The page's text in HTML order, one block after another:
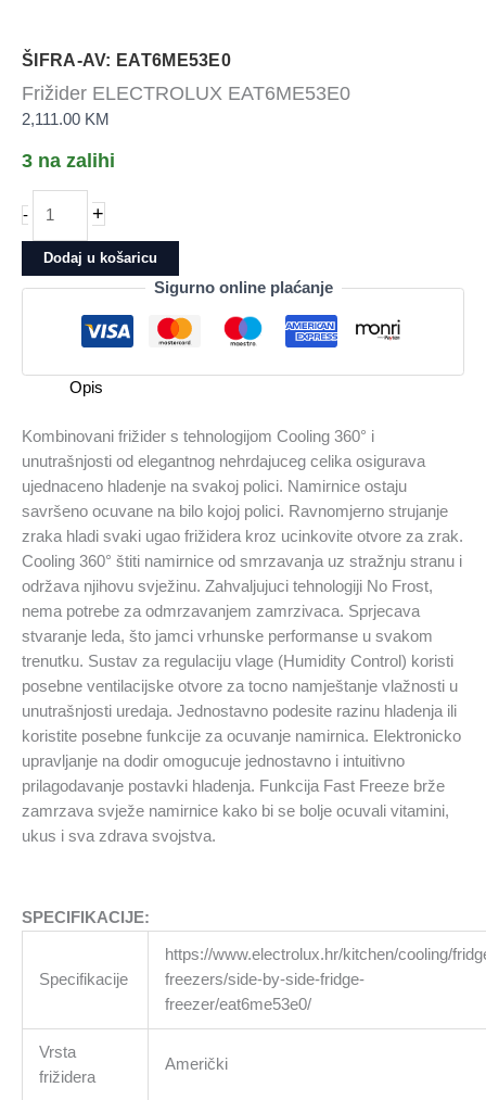
ŠIFRA-AV: EAT6ME53E0
Frižider ELECTROLUX EAT6ME53E0
2,111.00 KM
3 na zalihi
-
ELECTROLUX
EAT6ME53E0
količina
+
Dodaj u košaricu
Sigurno online plaćanje
Opis
Kombinovani frižider s tehnologijom Cooling 360° i
unutrašnjosti od elegantnog nehrdajuceg celika osigurava
ujednaceno hladenje na svakoj polici. Namirnice ostaju
savršeno ocuvane na bilo kojoj polici. Ravnomjerno strujanje
zraka hladi svaki ugao frižidera kroz ucinkovite otvore za zrak.
Cooling 360° štiti namirnice od smrzavanja uz stražnju stranu i
održava njihovu svježinu. Zahvaljujuci tehnologiji No Frost,
nema potrebe za odmrzavanjem zamrzivaca. Sprjecava
stvaranje leda, što jamci vrhunske performanse u svakom
trenutku. Sustav za regulaciju vlage (Humidity Control) koristi
posebne ventilacijske otvore za tocno namještanje vlažnosti u
unutrašnjosti uredaja. Jednostavno podesite razinu hladenja ili
koristite posebne funkcije za ocuvanje namirnica. Elektronicko
upravljanje na dodir omogucuje jednostavno i intuitivno
prilagodavanje postavki hladenja. Funkcija Fast Freeze brže
zamrzava svježe namirnice kako bi se bolje ocuvali vitamini,
ukus i sva zdrava svojstva.
SPECIFIKACIJE:
Specifikacije
https://www.electrolux.hr/kitchen/cooling/
freezers/side-by-side-fridge-
freezer/eat6me53e0/
Vrsta
frižidera
Američki